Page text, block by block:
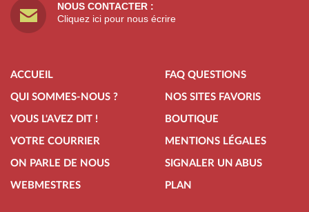
NOUS CONTACTER :
Cliquez ici pour nous écrire
ACCUEIL
QUI SOMMES-NOUS ?
VOUS L'AVEZ DIT !
VOTRE COURRIER
ON PARLE DE NOUS
WEBMESTRES
FAQ QUESTIONS
NOS SITES FAVORIS
BOUTIQUE
MENTIONS LÉGALES
SIGNALER UN ABUS
PLAN